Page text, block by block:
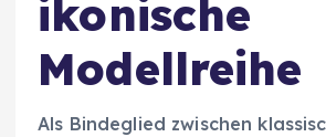
ikonische
Modellreihe
Als Bindeglied zwischen